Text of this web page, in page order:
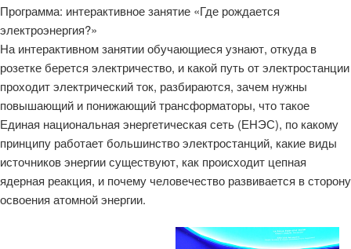
Программа: интерактивное занятие «Где рождается
электроэнергия?»
На интерактивном занятии обучающиеся узнают, откуда в
розетке берется электричество, и какой путь от электростанции
проходит электрический ток, разбираются, зачем нужны
повышающий и понижающий трансформаторы, что такое
Единая национальная энергетическая сеть (ЕНЭС), по какому
принципу работает большинство электростанций, какие виды
источников энергии существуют, как происходит цепная
ядерная реакция, и почему человечество развивается в сторону
освоения атомной энергии.